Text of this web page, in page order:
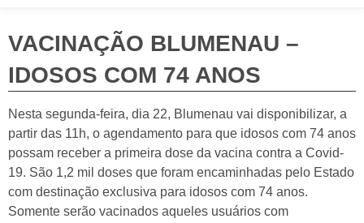
VACINAÇÃO BLUMENAU –
IDOSOS COM 74 ANOS
Nesta segunda-feira, dia 22, Blumenau vai disponibilizar, a
partir das 11h, o agendamento para que idosos com 74 anos
possam receber a primeira dose da vacina contra a Covid-
19. São 1,2 mil doses que foram encaminhadas pelo Estado
com destinação exclusiva para idosos com 74 anos.
Somente serão vacinados aqueles usuários com